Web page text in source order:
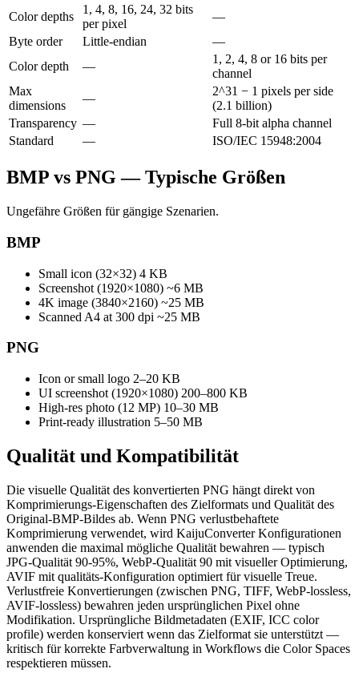
Color depths
1, 4, 8, 16, 24, 32 bits
per pixel
—
Byte order
Little-endian
—
Color depth
—
1, 2, 4, 8 or 16 bits per
channel
Max
dimensions
—
2^31 − 1 pixels per side
(2.1 billion)
Transparency —
Full 8-bit alpha channel
Standard
— ISO/IEC 15948:2004
BMP vs PNG — Typische Größen
Ungefähre Größen für gängige Szenarien.
BMP
Small icon (32×32) 4 KB
Screenshot (1920×1080) ~6 MB
4K image (3840×2160) ~25 MB
Scanned A4 at 300 dpi ~25 MB
PNG
Icon or small logo 2–20 KB
UI screenshot (1920×1080) 200–800 KB
High-res photo (12 MP) 10–30 MB
Print-ready illustration 5–50 MB
Qualität und Kompatibilität
Die visuelle Qualität des konvertierten PNG hängt direkt von
Komprimierungs-Eigenschaften des Zielformats und Qualität des
Original-BMP-Bildes ab. Wenn PNG verlustbehaftete
Komprimierung verwendet, wird KaijuConverter Konfigurationen
anwenden die maximal mögliche Qualität bewahren — typisch
JPG-Qualität 90-95%, WebP-Qualität 90 mit visueller Optimierung,
AVIF mit qualitäts-Konfiguration optimiert für visuelle Treue.
Verlustfreie Konvertierungen (zwischen PNG, TIFF, WebP-lossless,
AVIF-lossless) bewahren jeden ursprünglichen Pixel ohne
Modifikation. Ursprüngliche Bildmetadaten (EXIF, ICC color
profile) werden konserviert wenn das Zielformat sie unterstützt —
kritisch für korrekte Farbverwaltung in Workflows die Color Spaces
respektieren müssen.